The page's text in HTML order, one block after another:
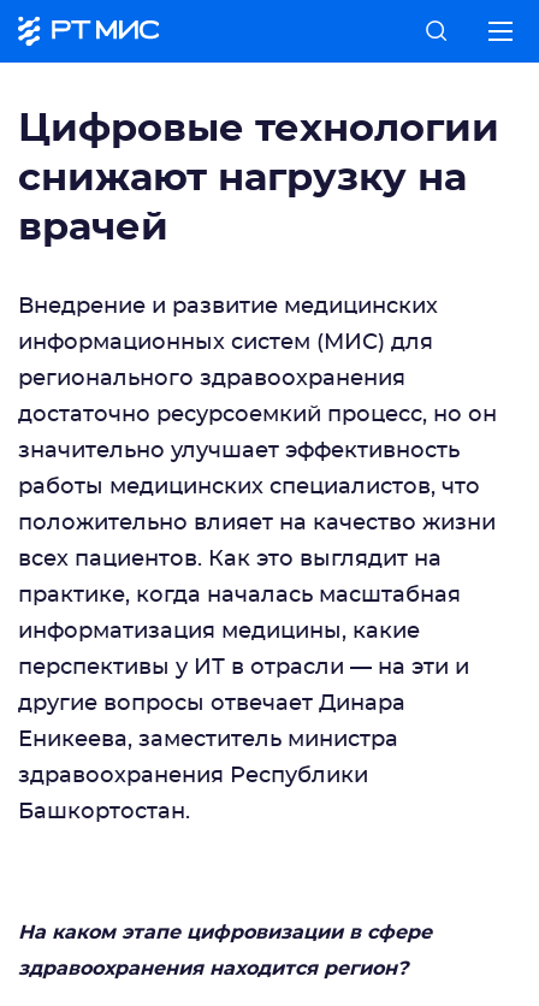
Цифровые технологии
снижают нагрузку на
врачей
Внедрение и развитие медицинских
информационных систем (МИС) для
регионального здравоохранения
достаточно ресурсоемкий процесс, но он
значительно улучшает эффективность
работы медицинских специалистов, что
положительно влияет на качество жизни
всех пациентов. Как это выглядит на
практике, когда началась масштабная
информатизация медицины, какие
перспективы у ИТ в отрасли — на эти и
другие вопросы отвечает Динара
Еникеева, заместитель министра
здравоохранения Республики
Башкортостан.
На каком этапе цифровизации в сфере
здравоохранения находится регион?